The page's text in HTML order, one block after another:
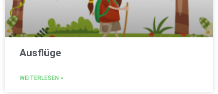
Ausflüge
WEITERLESEN »